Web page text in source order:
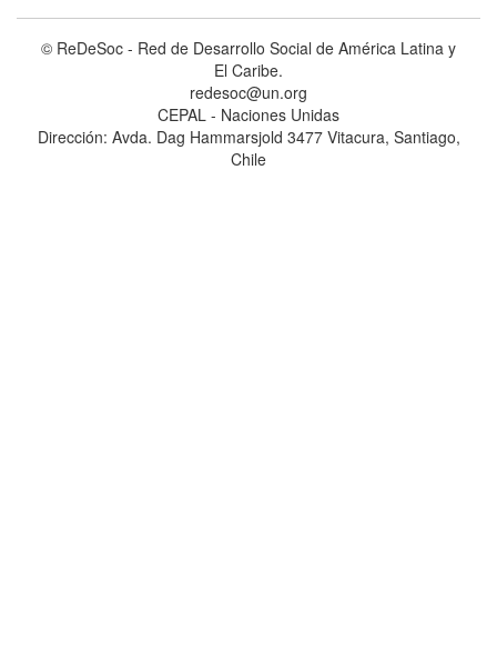
© ReDeSoc - Red de Desarrollo Social de América Latina y
El Caribe.
redesoc@un.org
CEPAL - Naciones Unidas
Dirección: Avda. Dag Hammarsjold 3477 Vitacura, Santiago,
Chile